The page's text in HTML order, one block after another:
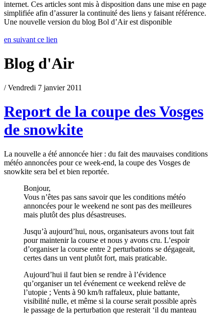
internet. Ces articles sont mis à disposition dans une mise en page
simplifiée afin d’assurer la continuité des liens y faisant référence.
Une nouvelle version du blog Bol d’Air est disponible
en suivant ce lien
Blog d'Air
/ Vendredi 7 janvier 2011
Report de la coupe des Vosges
de snowkite
La nouvelle a été annoncée hier : du fait des mauvaises conditions
météo annoncées pour ce week-end, la coupe des Vosges de
snowkite sera bel et bien reportée.
Bonjour,
Vous n’êtes pas sans savoir que les conditions météo
annoncées pour le weekend ne sont pas des meilleures
mais plutôt des plus désastreuses.
Jusqu’à aujourd’hui, nous, organisateurs avons tout fait
pour maintenir la course et nous y avons cru. L’espoir
d’organiser la course entre 2 perturbations se dégageait,
certes dans un vent plutôt fort, mais praticable.
Aujourd’hui il faut bien se rendre à l’évidence
qu’organiser un tel événement ce weekend relève de
l’utopie ; Vents à 90 km/h raffaleux, pluie battante,
visibilité nulle, et même si la course serait possible après
le passage de la perturbation que resterait ‘il du manteau